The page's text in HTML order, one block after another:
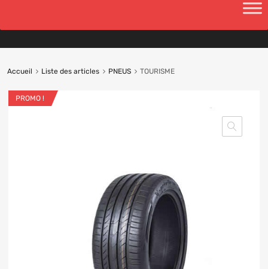
Accueil Liste des articles PNEUS TOURISME
PROMO !